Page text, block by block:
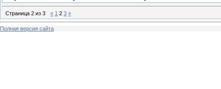
Страница 2 из 3 « 1 2 3 »
Полная версия сайта